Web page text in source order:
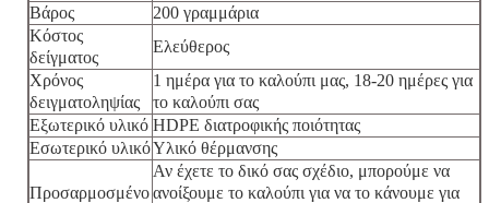
Βάρος
200 γραμμάρια
Κόστος
δείγματος
Ελεύθερος
Χρόνος
δειγματοληψίας
1 ημέρα για το καλούπι μας, 18-20 ημέρες για
το καλούπι σας
Εξωτερικό υλικό HDPE διατροφικής ποιότητας
Εσωτερικό υλικόΥλικό θέρμανσης
Προσαρμοσμένο
Αν έχετε το δικό σας σχέδιο, μπορούμε να
ανοίξουμε το καλούπι για να το κάνουμε για